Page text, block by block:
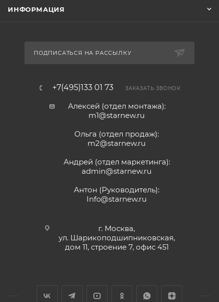
ИНФОРМАЦИЯ
ПОДПИСАТЬСЯ НА РАССЫЛКУ
+7(495)133 01 73 ЗАКАЗАТЬ ЗВОНОК
Алексей (отдел монтажа):
m1@starnew.ru
Ольга (отдел продаж):
m2@starnew.ru
Андрей (отдел маркетинга):
admin@starnew.ru
Антон (Руководитель):
Info@starnew.ru
г. Москва,
ул. Шарикоподшипниковская,
дом 11, строение 7, офис 451